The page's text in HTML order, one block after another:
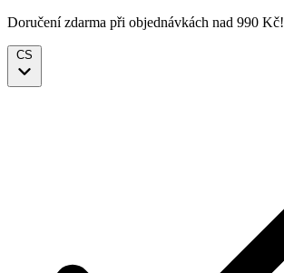
Doručení zdarma při objednávkách nad 990 Kč!
CS